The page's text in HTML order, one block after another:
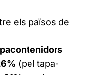
els països de
(pel tapa-